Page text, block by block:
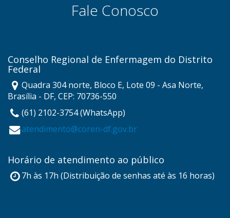
Fale Conosco
Conselho Regional de Enfermagem do Distrito
Federal
Quadra 304 norte, Bloco E, Lote 09 - Asa Norte,
Brasília - DF, CEP: 70736-550
(61) 2102-3754 (WhatsApp)
atendimento@coren-df.gov.br
Horário de atendimento ao público
7h às 17h (Distribuição de senhas até às 16 horas)